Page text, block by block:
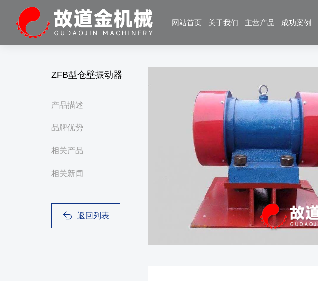
网站首页 关于我们 主营产品 成功案例
ZFB型仓壁振动器
产品描述
品牌优势
相关产品
相关新闻
返回列表